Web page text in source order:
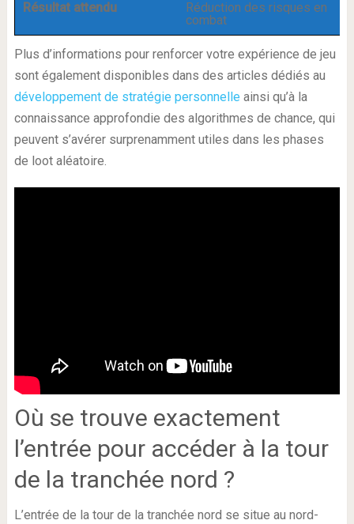
Résultat attendu
Réduction des risques en
combat
Plus d’informations pour renforcer votre expérience de jeu
sont également disponibles dans des articles dédiés au
développement de stratégie personnelle ainsi qu’à la
connaissance approfondie des algorithmes de chance, qui
peuvent s’avérer surprenamment utiles dans les phases
de loot aléatoire.
Où se trouve exactement
l’entrée pour accéder à la tour
de la tranchée nord ?
L’entrée de la tour de la tranchée nord se situe au nord-